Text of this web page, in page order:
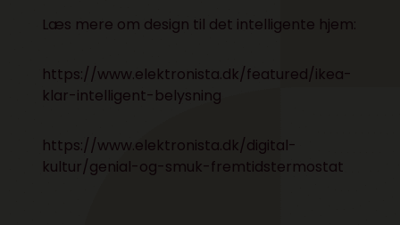
Læs mere om design til det intelligente hjem:
https://www.elektronista.dk/featured/ikea-
klar-intelligent-belysning
https://www.elektronista.dk/digital-
kultur/genial-og-smuk-fremtidstermostat